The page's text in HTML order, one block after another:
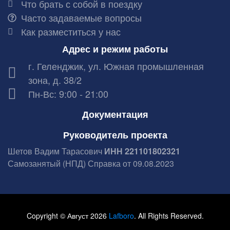
Что брать с собой в поездку
Часто задаваемые вопросы
Как разместиться у нас
Адрес и режим работы
г. Геленджик, ул. Южная промышленная
зона, д. 38/2
Пн-Вс: 9:00 - 21:00
Документация
Руководитель проекта
Шетов Вадим Тарасович ИНН 221101802321
Самозанятый (НПД) Справка от 09.08.2023
Copyright © Август 2026 Lafboro. All Rights Reserved.